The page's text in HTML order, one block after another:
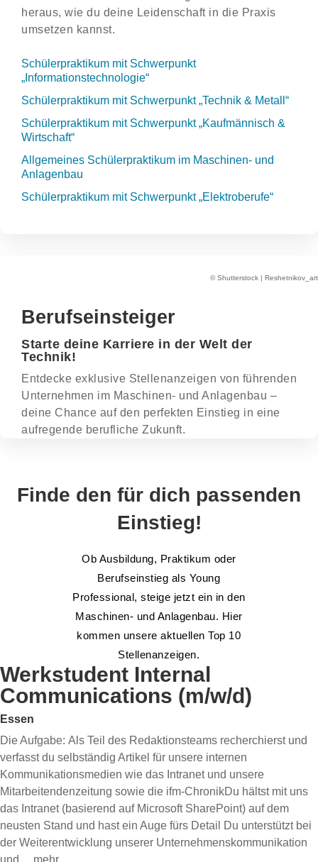
heraus, wie du deine Leidenschaft in die Praxis
umsetzen kannst.
Schülerpraktikum mit Schwerpunkt
„Informationstechnologie“
Schülerpraktikum mit Schwerpunkt „Technik & Metall“
Schülerpraktikum mit Schwerpunkt „Kaufmännisch &
Wirtschaft“
Allgemeines Schülerpraktikum im Maschinen- und
Anlagenbau
Schülerpraktikum mit Schwerpunkt „Elektroberufe“
©Shutterstock | Reshetnikov_art
Berufseinsteiger
Starte deine Karriere in der Welt der
Technik!
Entdecke exklusive Stellenanzeigen von führenden
Unternehmen im Maschinen- und Anlagenbau –
deine Chance auf den perfekten Einstieg in eine
aufregende berufliche Zukunft.
Finde den für dich passenden
Einstieg!
Ob Ausbildung, Praktikum oder
Berufseinstieg als Young
Professional, steige jetzt ein in den
Maschinen- und Anlagenbau. Hier
kommen unsere aktuellen Top 10
Stellenanzeigen.
Werkstudent Internal
Communications (m/w/d)
Essen
Die Aufgabe: Als Teil des Redaktionsteams recherchierst und
verfasst du selbständig Artikel für unsere internen
Kommunikationsmedien wie das Intranet und unsere
Mitarbeitendenzeitung sowie die ifm-ChronikDu hältst mit uns
das Intranet (basierend auf Microsoft SharePoint) auf dem
neusten Stand und hast ein Auge fürs Detail Du unterstützt bei
der Weiterentwicklung unserer Unternehmenskommunikation
und
... mehr